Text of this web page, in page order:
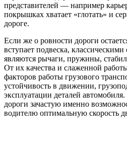
представителей — например
покрышках хватает «глотать» и
дороге.
Если же о ровности дороги
вступает подвеска,
являются рычаги, пружины,
От их качества и слаженной
факторов работы грузового
устойчивость в движении,
эксплуатации деталей
дороги зачастую именно
водителю оптимальную скорость